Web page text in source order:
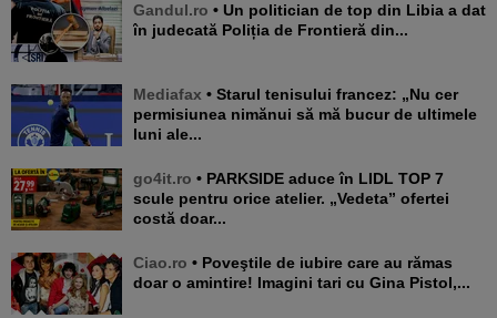
Gandul.ro • Un politician de top din Libia a dat
în judecată Poliția de Frontieră din...
Mediafax • Starul tenisului francez: „Nu cer
permisiunea nimănui să mă bucur de ultimele
luni ale...
go4it.ro • PARKSIDE aduce în LIDL TOP 7
scule pentru orice atelier. „Vedeta” ofertei
costă doar...
Ciao.ro • Poveştile de iubire care au rămas
doar o amintire! Imagini tari cu Gina Pistol,...